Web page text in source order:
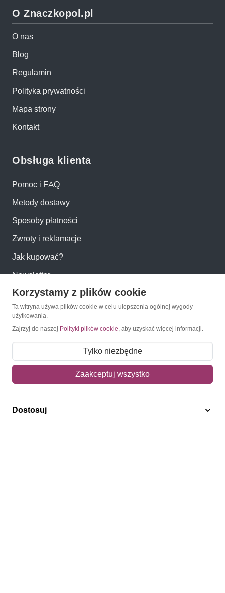
O Znaczkopol.pl
O nas
Blog
Regulamin
Polityka prywatności
Mapa strony
Kontakt
Obsługa klienta
Pomoc i FAQ
Metody dostawy
Sposoby płatności
Zwroty i reklamacje
Jak kupować?
Newsletter
Konto
Moje konto
Mój koszyk
Adres dostawy
Korzystamy z plików cookie
Ta witryna używa plików cookie w celu ulepszenia ogólnej wygody
użytkowania.
Zajrzyj do naszej Polityki plików cookie, aby uzyskać więcej informacji.
Tylko niezbędne
Zaakceptuj wszystko
Dostosuj